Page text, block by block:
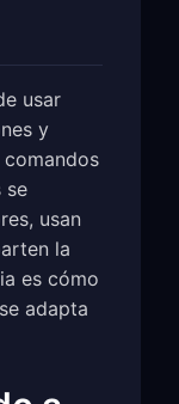
usar
y
se
usan
la
es cómo
adapta